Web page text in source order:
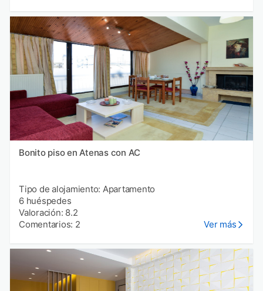
Bonito piso en Atenas con AC
Tipo de alojamiento: Apartamento
6 huéspedes
Valoración: 8.2
Comentarios: 2
Ver más